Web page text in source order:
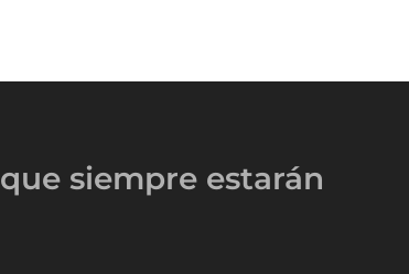
que siempre estarán